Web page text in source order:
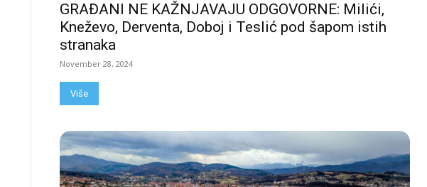
GRAĐANI NE KAŽNJAVAJU ODGOVORNE: Milići,
Kneževo, Derventa, Doboj i Teslić pod šapom istih
stranaka
November 28, 2024
Više